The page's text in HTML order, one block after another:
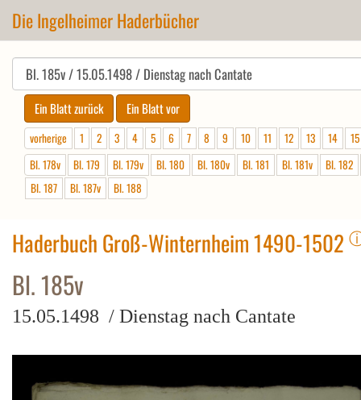
Die Ingelheimer Haderbücher
vorherige 1 2 3 4 5 6 7 8 9 10 11 12 13 14
15
Bl. 178v
Bl. 179 Bl. 179v Bl. 180 Bl. 180v Bl. 181 Bl. 181v
Bl. 182
Bl. 187
Bl. 187v Bl. 188
Haderbuch Groß-Winternheim 1490-1502
Bl. 185v
15.05.1498 / Dienstag nach Cantate